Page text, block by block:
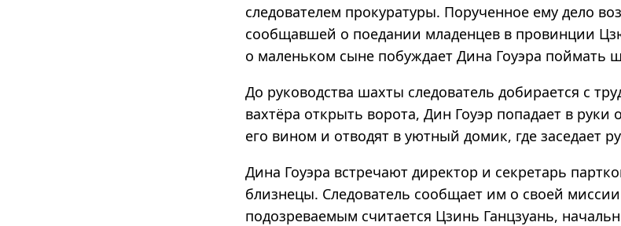
следователем прокуратуры. Порученное ему дело
сообщавшей о поедании младенцев в провинции
о маленьком сыне побуждает Дина Гоуэра поймать
До руководства шахты следователь добирается с
вахтёра открыть ворота, Дин Гоуэр попадает в
его вином и отводят в уютный домик, где заседает
Дина Гоуэра встречают директор и секретарь
близнецы. Следователь сообщает им о своей
подозреваемым считается Цзинь Ганцзуань,